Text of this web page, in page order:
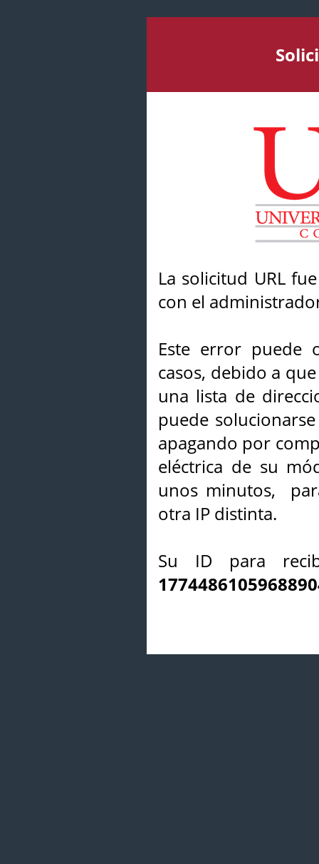
La solicitud URL
con el
Este error puede
casos, debido a
una lista de
puede
apagando por
eléctrica de su
unos minutos,
otra IP distinta.
Su ID para